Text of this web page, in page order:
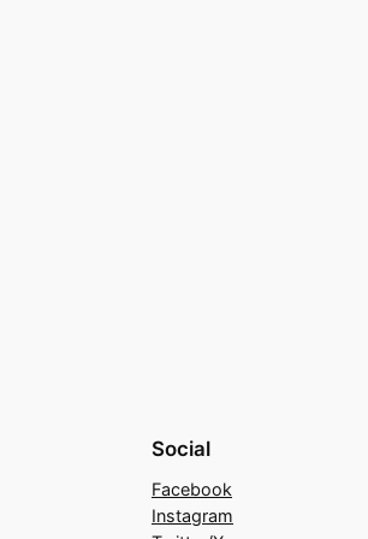
Social
Facebook
Instagram